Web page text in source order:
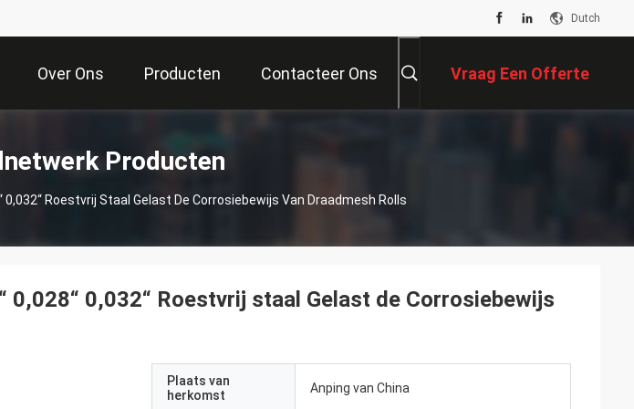
Dutch
Over Ons Producten Contacteer Ons Vraag Een Offerte
Producten
0,032“ Roestvrij Staal Gelast De Corrosiebewijs Van Draadmesh Rolls
0,028“ 0,032“ Roestvrij staal Gelast de Corrosiebewijs
Plaats van
herkomst
Anping van China